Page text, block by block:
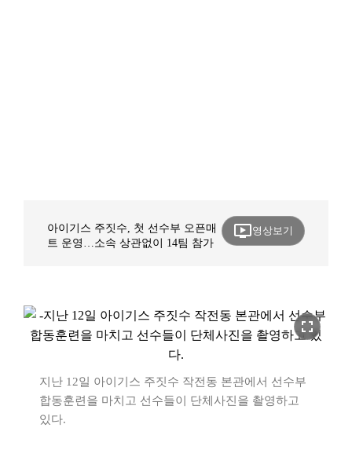
아이기스 주짓수, 첫 선수부 오픈매
트 운영…소속 상관없이 14팀 참가
ondemand_video영상보기
fullscreen
지난 12일 아이기스 주짓수 작전동 본관에서 선수부
합동훈련을 마치고 선수들이 단체사진을 촬영하고
있다.